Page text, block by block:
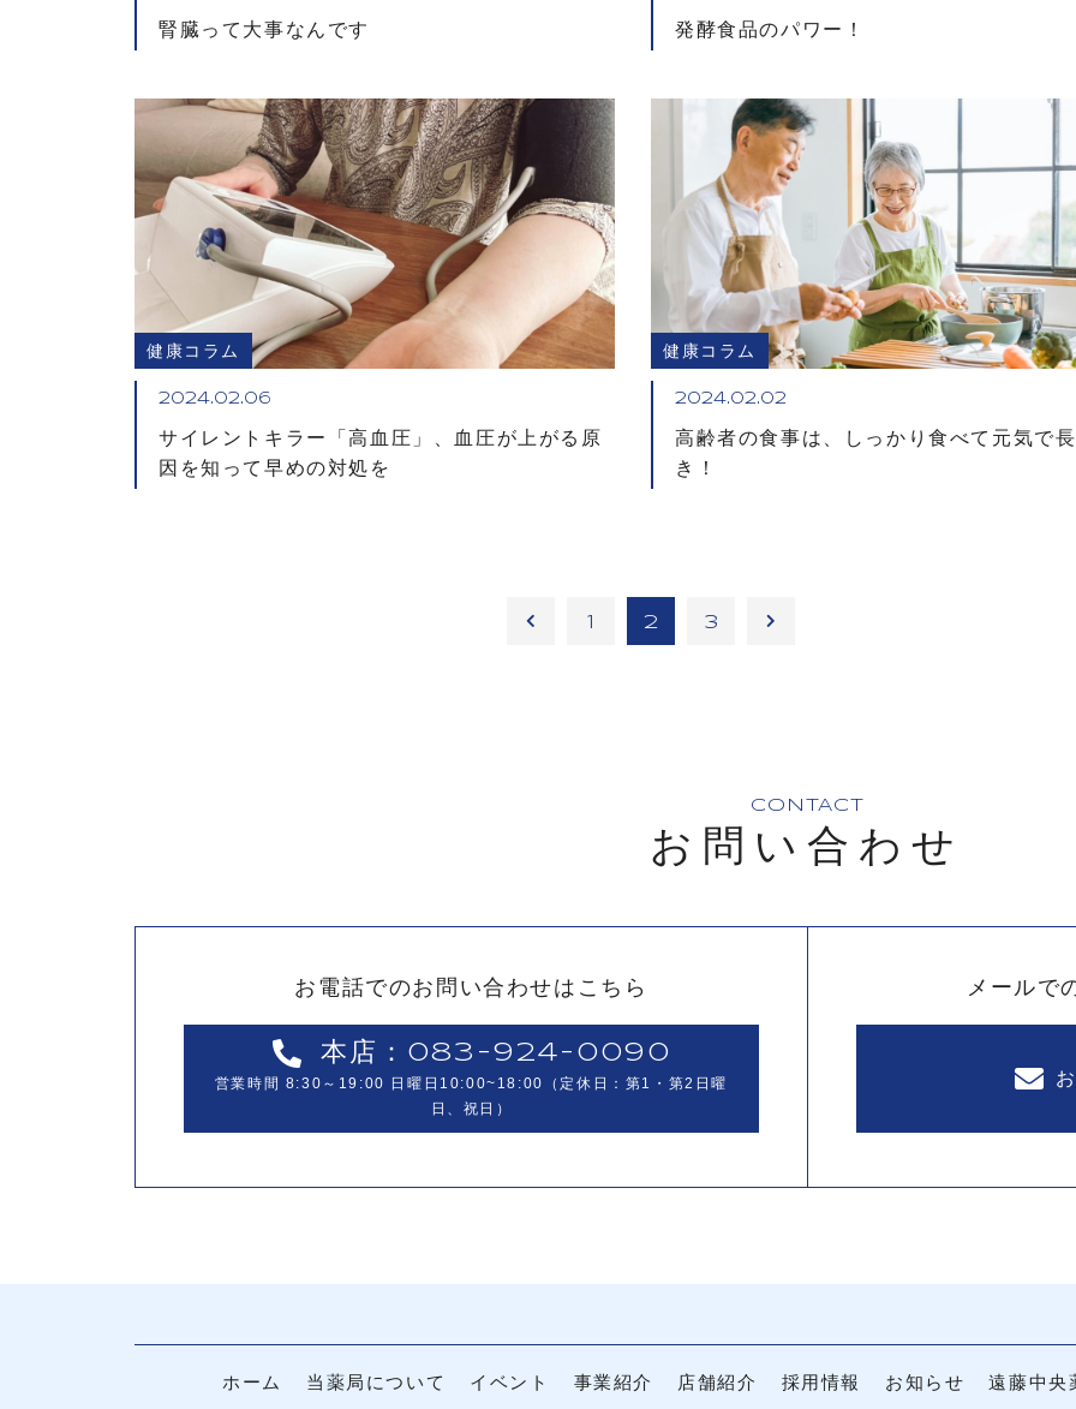
腎臓って大事なんです 発酵食品のパワー！
健康コラム
2024.02.06
サイレントキラー「高血圧」、血圧が上がる原
因を知って早めの対処を
健康コラム
2024.02.02
高齢者の食事は、しっかり食べて元気で
き！
1 2 3
CONTACT
お問い合わせ
お電話でのお問い合わせはこちら
本店：083-924-0090
営業時間 8:30～19:00 日曜日10:00~18:00
（定休日：第1・第2日曜
日、祝日）
メールで
ホーム 当薬局について イベント 事業紹介 店舗紹介 採用情報 お知らせ 遠藤中央